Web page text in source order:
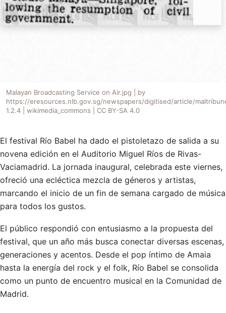
Malayan Broadcasting Service on Air.jpg | by
https://eresources.nlb.gov.sg/newspapers/digitised/article/
1.2.4 | wikimedia_commons | CC BY-SA 4.0
El festival Río Babel ha dado el pistoletazo de salida a su
novena edición en el Auditorio Miguel Ríos de Rivas-
Vaciamadrid. La jornada inaugural, celebrada este viernes,
ofreció una ecléctica mezcla de géneros y artistas,
marcando el inicio de un fin de semana cargado de música
para todos los gustos.
El público respondió con entusiasmo a la propuesta del
festival, que un año más busca conectar diversas escenas,
generaciones y acentos. Desde el pop íntimo de Amaia
hasta la energía del rock y el folk, Río Babel se consolida
como un punto de encuentro musical en la Comunidad de
Madrid.